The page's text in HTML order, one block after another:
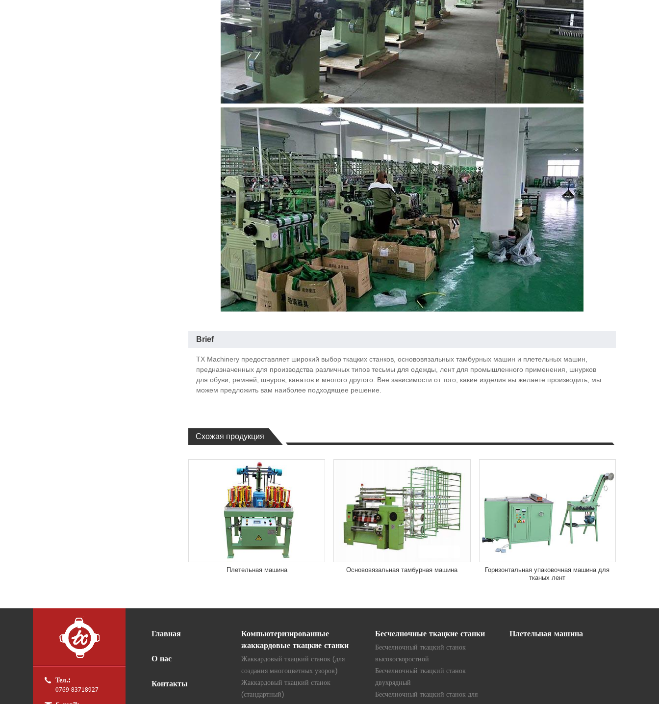
Brief
TX Machinery предоставляет широкий выбор ткацких станков, основовязальных тамбурных машин и плетельных машин,
предназначенных для производства различных типов тесьмы для одежды, лент для промышленного применения, шнурков
для обуви, ремней, шнуров, канатов и многого другого. Вне зависимости от того, какие изделия вы желаете производить, мы
можем предложить вам наиболее подходящее решение.
Схожая продукция
Плетельная машина Основовязальная тамбурная машина
Горизонтальная упаковочная машина для
тканых лент
Тел.:
0769-83718927
Главная
О нас
Контакты
Компьютеризированные
жаккардовые ткацкие станки
Жаккардовый ткацкий станок (для
создания многоцветных узоров)
Жаккардовый ткацкий станок
(стандартный)
Бесчелночные ткацкие станки
Бесчелночный ткацкий станок
высокоскоростной
Бесчелночный ткацкий станок
двухрядный
Бесчелночный ткацкий станок для
Плетельная машина